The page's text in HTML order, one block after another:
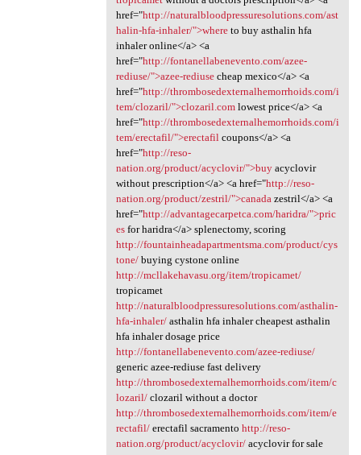
href="http://naturalbloodpressuresolutions.com/ast
halin-hfa-inhaler/">whereto buy asthalin hfa
inhaler online</a> <a
href="http://fontanellabenevento.com/azee-
rediuse/">azee-rediusecheap mexico</a> <a
href="http://thrombosedexternalhemorrhoids.com/i
tem/clozaril/">clozaril.comlowest price</a> <a
href="http://thrombosedexternalhemorrhoids.com/i
tem/erectafil/">erectafil coupons</a> <a
href="http://reso-
nation.org/product/acyclovir/">buyacyclovir
without prescription</a> <a href="http://reso-
nation.org/product/zestril/">canada zestril</a> <a
href="http://advantagecarpetca.com/haridra/">pric
esfor haridra</a> splenectomy, scoring
http://fountainheadapartmentsma.com/product/cys
tone/buying cystone online
http://mcllakehavasu.org/item/tropicamet/
tropicamet
http://naturalbloodpressuresolutions.com/asthalin-
hfa-inhaler/asthalin hfa inhaler cheapest asthalin
hfa inhaler dosage price
http://fontanellabenevento.com/azee-rediuse/
generic azee-rediuse fast delivery
http://thrombosedexternalhemorrhoids.com/item/c
lozaril/clozaril without a doctor
http://thrombosedexternalhemorrhoids.com/item/e
rectafil/erectafil sacramento http://reso-
nation.org/product/acyclovir/acyclovir for sale